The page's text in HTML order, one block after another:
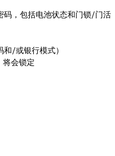
码，包括电池状态和门锁/门活
/或银行模式）
将会锁定